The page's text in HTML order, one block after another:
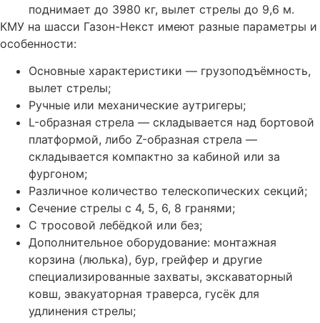
поднимает до 3980 кг, вылет стрелы до 9,6 м.
КМУ на шасси Газон-Некст имеют разные параметры и
особенности:
Основные характеристики — грузоподъёмность,
вылет стрелы;
Ручные или механические аутригеры;
L-образная стрела — складывается над бортовой
платформой, либо Z-образная стрела —
складывается компактно за кабиной или за
фургоном;
Различное количество телескопических секций;
Сечение стрелы с 4, 5, 6, 8 гранями;
С тросовой лебёдкой или без;
Дополнительное оборудование: монтажная
корзина (люлька), бур, грейфер и другие
специализированные захваты, экскаваторный
ковш, эвакуаторная траверса, гусёк для
удлинения стрелы;